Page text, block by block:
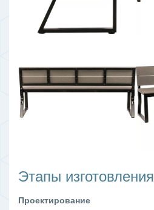
Этапы изготовления
Проектирование